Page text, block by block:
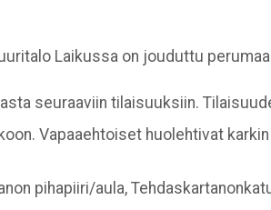
Laikussa on jouduttu
seuraaviin tilaisuuksiin.
Vapaaehtoiset huolehtivat
pihapiiri/aula,